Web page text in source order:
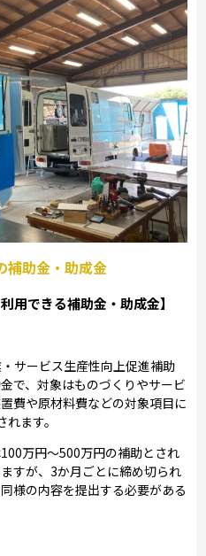
補助金・助成金
用できる補助金・助成金】
サービス生産性向上促進補助
で、対象はものづくりやサービ
費や原材料費などの対象項目に
ます。
万円～500万円の補助とされ
すが、3か月ごとに締め切られ
様の内容を提出する必要がある